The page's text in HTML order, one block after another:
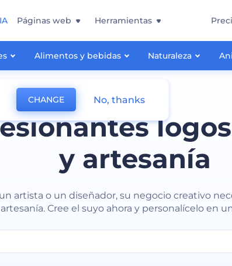
Alimentos y bebidas Naturaleza
Páginas web Herramientas
y artesanía
artista o un diseñador, su negocio creativo
Cree el suyo ahora y personalícelo en
CHANGE No, thanks